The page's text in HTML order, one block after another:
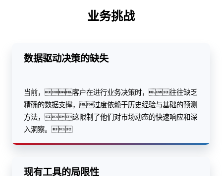
业务挑战
数据驱动决策的缺失
当前，客户在进行业务决策时，往往缺乏
精确的数据支撑，过度依赖于历史经验与基础的预测
方法，这限制了他们对市场动态的快速响应和深
入洞察。
现有工具的局限性